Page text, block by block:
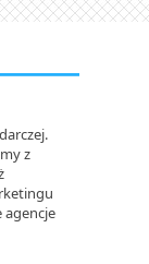
z
agencje